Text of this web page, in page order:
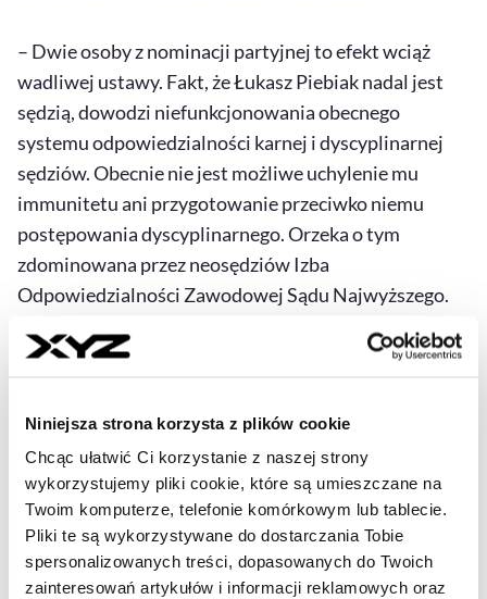
Niniejsza strona korzysta z plików cookie
Chcąc ułatwić Ci korzystanie z naszej strony
wykorzystujemy pliki cookie, które są umieszczane na
Twoim komputerze, telefonie komórkowym lub tablecie.
Pliki te są wykorzystywane do dostarczania Tobie
spersonalizowanych treści, dopasowanych do Twoich
zainteresowań artykułów i informacji reklamowych oraz
– Dwie osoby z nominacji partyjnej to efekt wciąż
wadliwej ustawy. Fakt, że Łukasz Piebiak nadal jest
sędzią, dowodzi niefunkcjonowania obecnego
systemu odpowiedzialności karnej i dyscyplinarnej
sędziów. Obecnie nie jest możliwe uchylenie mu
immunitetu ani przygotowanie przeciwko niemu
postępowania dyscyplinarnego. Orzeka o tym
zdominowana przez neosędziów Izba
Odpowiedzialności Zawodowej Sądu Najwyższego.
Osoby pokroju Łukasza Piebiaka symbolicznie kryją
się za immunitetami, a tak naprawdę kryją się w
sytuację w Sądzie Najwyższym wymagałoby zgody
prezydenta – mówi prezes Stowarzyszenia Sędziów
Polskich Iustitia.